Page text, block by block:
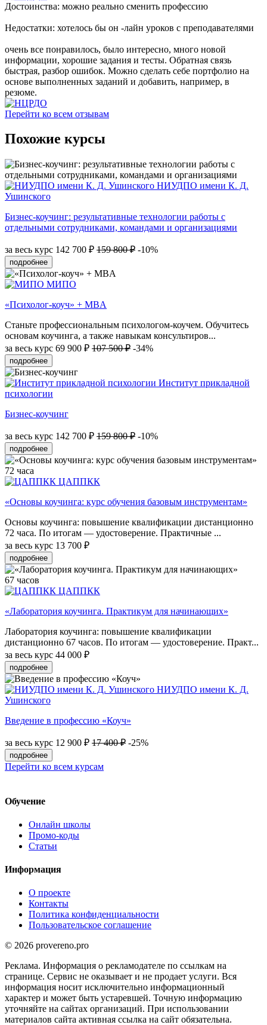
Достоинства: можно реально сменить профессию
Недостатки: хотелось бы он -лайн уроков с преподавателями
очень все понравилось, было интересно, много новой
информации, хорошие задания и тесты. Обратная связь
быстрая, разбор ошибок. Можно сделать себе портфолио на
основе выполненных заданий и добавить, например, в
резюме.
Перейти ко всем отзывам
Похожие курсы
НИУДПО имени К. Д.
Ушинского
Бизнес-коучинг: результативные технологии работы с
отдельными сотрудниками, командами и организациями
за весь курс 142 700 ₽ 159 800 ₽ -10%
подробнее
МИПО
«Психолог-коуч» + MBA
Станьте профессиональным психологом-коучем. Обучитесь
основам коучинга, а также навыкам консультиров...
за весь курс 69 900 ₽ 107 500 ₽ -34%
подробнее
Институт прикладной
психологии
Бизнес-коучинг
за весь курс 142 700 ₽ 159 800 ₽ -10%
подробнее
72 часа
ЦАППКК
«Основы коучинга: курс обучения базовым инструментам»
Основы коучинга: повышение квалификации дистанционно
72 часа. По итогам — удостоверение. Практичные ...
за весь курс 13 700 ₽
подробнее
67 часов
ЦАППКК
«Лаборатория коучинга. Практикум для начинающих»
Лаборатория коучинга: повышение квалификации
дистанционно 67 часов. По итогам — удостоверение. Практ...
за весь курс 44 000 ₽
подробнее
НИУДПО имени К. Д.
Ушинского
Введение в профессию «Коуч»
за весь курс 12 900 ₽ 17 400 ₽ -25%
подробнее
Перейти ко всем курсам
Обучение
Онлайн школы
Промо-коды
Статьи
Информация
О проекте
Контакты
Политика конфиденциальности
Пользовательское соглашение
© 2026 provereno.pro
Реклама. Информация о рекламодателе по ссылкам на
странице. Сервис не оказывает и не продает услуги. Вся
информация носит исключительно информационный
характер и может быть устаревшей. Точную информацию
уточняйте на сайтах организаций. При использовании
материалов сайта активная ссылка на сайт обязательна.